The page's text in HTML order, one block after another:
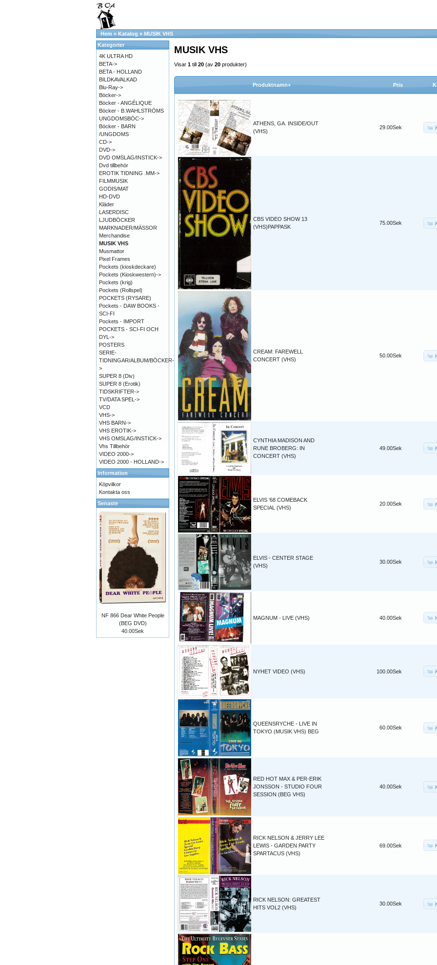
Hem » Katalog » MUSIK VHS
MUSIK VHS
Visar 1 till 20 (av 20 produkter)
Produktnamn+ Pris
ATHENS, GA. INSIDE/OUT
(VHS)
29.00Sek
CBS VIDEO SHOW 13
(VHS)PAPPASK
75.00Sek
CREAM: FAREWELL
CONCERT (VHS)
50.00Sek
CYNTHIA MADISON AND
RUNE BROBERG: IN
CONCERT (VHS)
49.00Sek
ELVIS '68 COMEBACK
SPECIAL (VHS)
20.00Sek
ELVIS - CENTER STAGE
(VHS)
30.00Sek
MAGNUM - LIVE (VHS) 40.00Sek
NYHET VIDEO (VHS) 100.00Sek
QUEENSRYCHE - LIVE IN
TOKYO (MUSIK VHS) BEG
60.00Sek
RED HOT MAX & PER-ERIK
JONSSON - STUDIO FOUR
SESSION (BEG VHS)
40.00Sek
RICK NELSON & JERRY LEE
LEWIS - GARDEN PARTY
SPARTACUS (VHS)
69.00Sek
RICK NELSON: GREATEST
HITS VOL2 (VHS)
30.00Sek
Kategorier
4K ULTRA HD
BETA->
BETA - HOLLAND
BILDKAVALKAD
Blu-Ray->
Böcker->
Böcker - ANGÉLIQUE
Böcker - B.WAHLSTRÖMS
UNGDOMSBÖC->
Böcker - BARN
/UNGDOMS
CD->
DVD->
DVD OMSLAG/INSTICK->
Dvd tillbehör
EROTIK TIDNING .MM->
FILMMUSIK
GODIS/MAT
HD-DVD
Kläder
LASERDISC
LJUDBÖCKER
MARKNADER/MÄSSOR
Merchandise
MUSIK VHS
Musmattor
Pixel Frames
Pockets (kioskdeckare)
Pockets (Kioskwestern)->
Pockets (krig)
Pockets (Rollspel)
POCKETS (RYSARE)
Pockets - DAW BOOKS -
SCI-FI
Pockets - IMPORT
POCKETS - SCI-FI OCH
DYL->
POSTERS
SERIE-
TIDNINGAR/ALBUM/BÖCKER-
>
SUPER 8 (Div)
SUPER 8 (Erotik)
TIDSKRIFTER->
TV/DATA SPEL->
VCD
VHS->
VHS BARN->
VHS EROTIK->
VHS OMSLAG/INSTICK->
Vhs Tillbehör
VIDEO 2000->
VIDEO 2000 - HOLLAND->
Information
Köpvilkor
Kontakta oss
Senaste
NF 866 Dear White People
(BEG DVD)
40.00Sek